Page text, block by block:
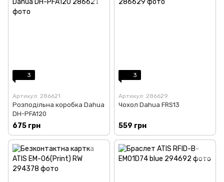
3
Артикул: 286621
Розподільна коробка Dahua
DH-PFA120
675 грн
3
Артикул: 286629
Чохол Dahua FRS13
559 грн